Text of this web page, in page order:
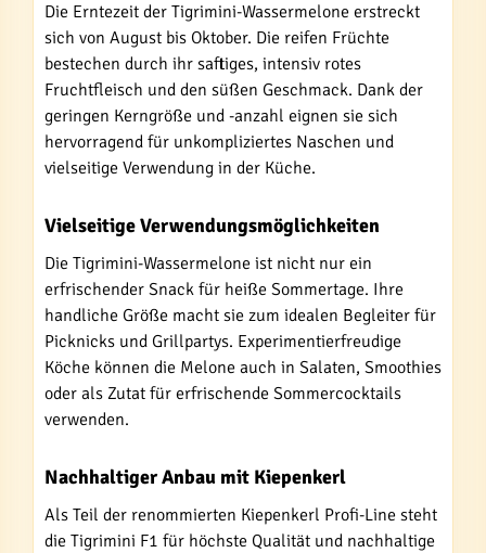
Die Erntezeit der Tigrimini-Wassermelone erstreckt
sich von August bis Oktober. Die reifen Früchte
bestechen durch ihr saftiges, intensiv rotes
Fruchtfleisch und den süßen Geschmack. Dank der
geringen Kerngröße und -anzahl eignen sie sich
hervorragend für unkompliziertes Naschen und
vielseitige Verwendung in der Küche.
Vielseitige Verwendungsmöglichkeiten
Die Tigrimini-Wassermelone ist nicht nur ein
erfrischender Snack für heiße Sommertage. Ihre
handliche Größe macht sie zum idealen Begleiter für
Picknicks und Grillpartys. Experimentierfreudige
Köche können die Melone auch in Salaten, Smoothies
oder als Zutat für erfrischende Sommercocktails
verwenden.
Nachhaltiger Anbau mit Kiepenkerl
Als Teil der renommierten Kiepenkerl Profi-Line steht
die Tigrimini F1 für höchste Qualität und nachhaltige